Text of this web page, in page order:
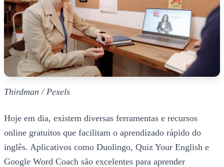
Thirdman / Pexels
Hoje em dia, existem diversas ferramentas e recursos
online gratuitos que facilitam o aprendizado rápido do
inglês. Aplicativos como Duolingo, Quiz Your English e
Google Word Coach são excelentes para aprender